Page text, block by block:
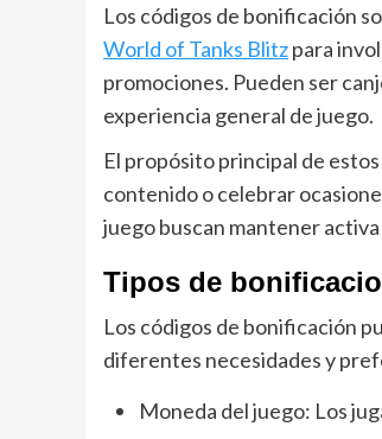
Los códigos de bonificación
World of Tanks Blitzpara
promociones. Pueden ser
experiencia general de juego.
El propósito principal de
contenido o celebrar
juego buscan mantener
Tipos de
Los códigos de bonificación
diferentes necesidades y
Moneda del juego: Los